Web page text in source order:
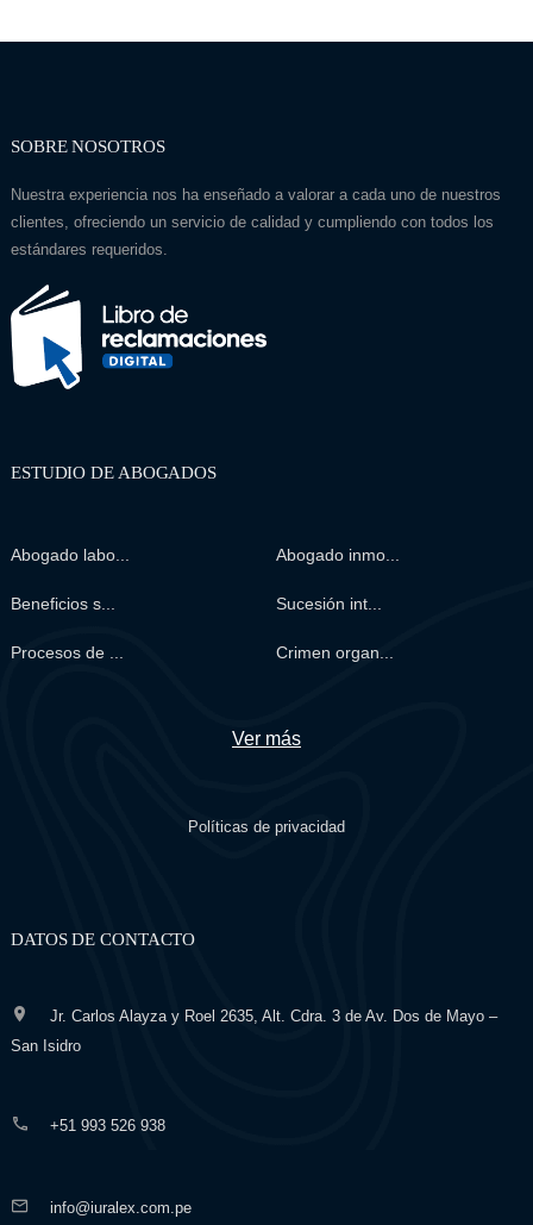
SOBRE NOSOTROS
Nuestra experiencia nos ha enseñado a valorar a cada uno de nuestros
clientes, ofreciendo un servicio de calidad y cumpliendo con todos los
estándares requeridos.
ESTUDIO DE ABOGADOS
Abogado labo... Abogado inmo...
Beneficios s... Sucesión int...
Procesos de ... Crimen organ...
Ver más
Políticas de privacidad
DATOS DE CONTACTO
Jr. Carlos Alayza y Roel 2635, Alt. Cdra. 3 de Av. Dos de Mayo –
San Isidro
+51 993 526 938
info@iuralex.com.pe